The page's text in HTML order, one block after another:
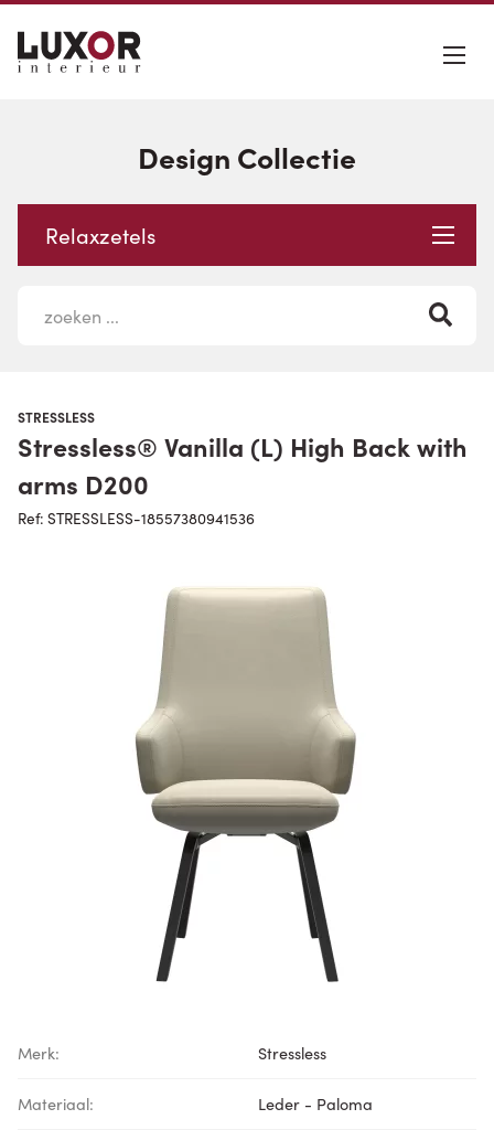
Design Collectie
Relaxzetels
STRESSLESS
Stressless® Vanilla (L) High Back with
arms D200
Ref: STRESSLESS-18557380941536
Merk: Stressless
Materiaal: Leder - Paloma